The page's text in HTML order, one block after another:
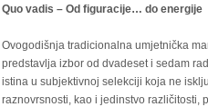
Quo vadis – Od figuracije… do energije
Ovogodišnja tradicionalna umjetnička
predstavlja izbor od dvadeset i sedam
istina u subjektivnoj selekciji koja ne
raznovrsnosti, kao i jedinstvo različitosti,